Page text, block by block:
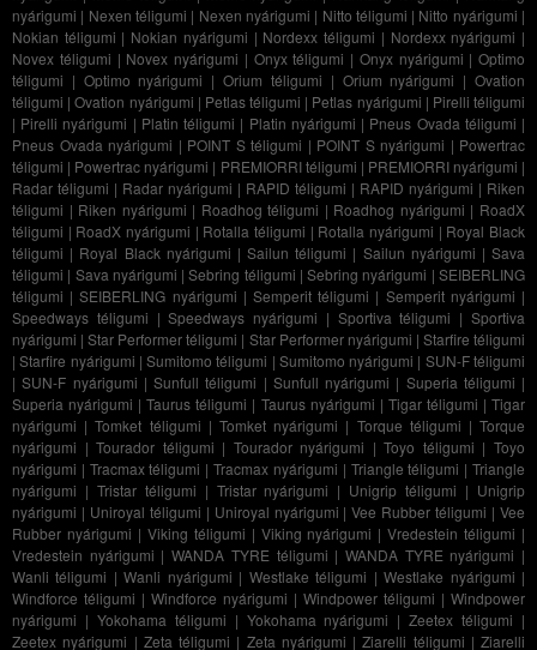
nyárigumi | Nexen téligumi | Nexen nyárigumi | Nitto téligumi | Nitto nyárigumi |
Nokian téligumi | Nokian nyárigumi | Nordexx téligumi | Nordexx nyárigumi |
Novex téligumi | Novex nyárigumi | Onyx téligumi | Onyx nyárigumi | Optimo
téligumi | Optimo nyárigumi |Orium téligumi | Orium nyárigumi |Ovation
téligumi |Ovation nyárigumi | Petlas téligumi | Petlas nyárigumi | Pirelli téligumi
| Pirelli nyárigumi | Platin téligumi | Platin nyárigumi | Pneus Ovada téligumi |
Pneus Ovada nyárigumi | POINT S téligumi | POINT S nyárigumi | Powertrac
téligumi | Powertrac nyárigumi | PREMIORRI téligumi | PREMIORRI nyárigumi |
Radar téligumi | Radar nyárigumi | RAPID téligumi | RAPID nyárigumi | Riken
téligumi | Riken nyárigumi | Roadhog téligumi | Roadhog nyárigumi | RoadX
téligumi | RoadX nyárigumi | Rotalla téligumi | Rotalla nyárigumi | Royal Black
téligumi | Royal Black nyárigumi |Sailun téligumi | Sailun nyárigumi |Sava
téligumi | Sava nyárigumi |Sebring téligumi |Sebring nyárigumi |SEIBERLING
téligumi |SEIBERLING nyárigumi |Semperit téligumi | Semperit nyárigumi |
Speedways téligumi |Speedways nyárigumi | Sportiva téligumi |Sportiva
nyárigumi |Star Performer téligumi | Star Performer nyárigumi | Starfire téligumi
|Starfire nyárigumi |Sumitomo téligumi | Sumitomo nyárigumi | SUN-F téligumi
|SUN-F nyárigumi | Sunfull téligumi | Sunfull nyárigumi | Superia téligumi |
Superia nyárigumi |Taurus téligumi | Taurus nyárigumi | Tigar téligumi |Tigar
nyárigumi |Tomket téligumi | Tomket nyárigumi | Torque téligumi |Torque
nyárigumi |Tourador téligumi | Tourador nyárigumi |Toyo téligumi |Toyo
nyárigumi | Tracmax téligumi |Tracmax nyárigumi | Triangle téligumi |Triangle
nyárigumi | Tristar téligumi | Tristar nyárigumi | Unigrip téligumi | Unigrip
nyárigumi | Uniroyal téligumi | Uniroyal nyárigumi |Vee Rubber téligumi |Vee
Rubber nyárigumi | Viking téligumi | Viking nyárigumi |Vredestein téligumi |
Vredestein nyárigumi |WANDA TYRE téligumi | WANDA TYRE nyárigumi |
Wanli téligumi |Wanli nyárigumi | Westlake téligumi |Westlake nyárigumi |
Windforce téligumi | Windforce nyárigumi | Windpower téligumi | Windpower
nyárigumi | Yokohama téligumi | Yokohama nyárigumi |Zeetex téligumi |
Zeetex nyárigumi | Zeta téligumi | Zeta nyárigumi |Ziarelli téligumi | Ziarelli